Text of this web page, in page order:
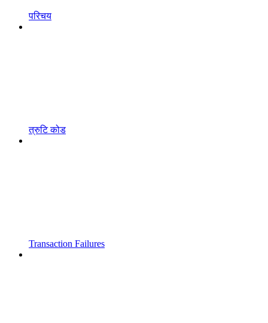
परिचय
त्रुटि कोड
Transaction Failures